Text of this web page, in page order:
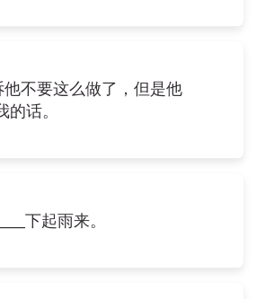
不要这么做了，但是他
的话。
下起雨来。